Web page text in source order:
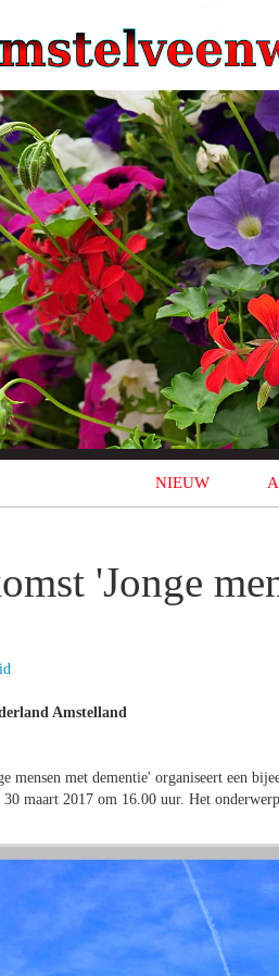
NIEUW
'Jonge
Amstelland
mensen met dementie' organiseert een
30 maart 2017 om 16.00 uur. Het